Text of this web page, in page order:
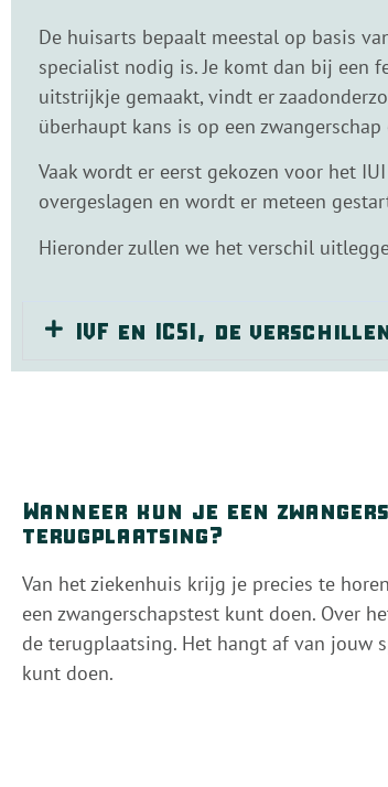
De huisarts bepaalt meestal op basis
specialist nodig is. Je komt dan bij een
uitstrijkje gemaakt, vindt er
überhaupt kans is op een
Vaak wordt er eerst gekozen voor het
overgeslagen en wordt er meteen
Hieronder zullen we het verschil
IVF en ICSI, de
Wanneer kun je een
terugplaatsing?
Van het ziekenhuis krijg je precies te
een zwangerschapstest kunt doen. Over
de terugplaatsing. Het hangt af van jouw
kunt doen.